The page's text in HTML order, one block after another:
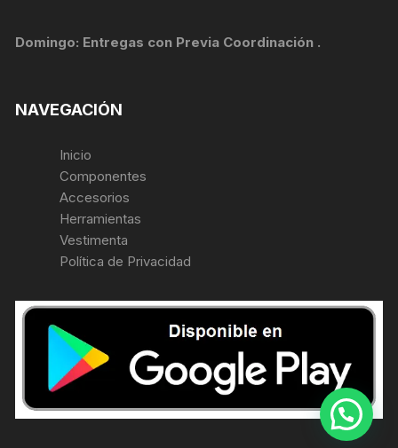
Domingo: Entregas con Previa Coordinación .
NAVEGACIÓN
Inicio
Componentes
Accesorios
Herramientas
Vestimenta
Política de Privacidad